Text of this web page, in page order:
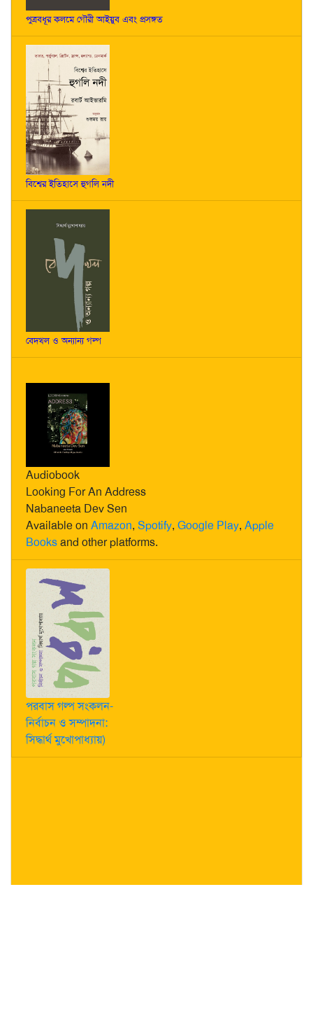
পুত্রবধূর কলমে গৌরী আইয়ুব এবং প্রসঙ্গত
বিশ্বের ইতিহাসে হুগলি নদী
বেদখল ও অন্যান্য গল্প
Audiobook
Looking For An Address
Nabaneeta Dev Sen
Available on Amazon, Spotify, Google Play, Apple
Booksand other platforms.
পরবাস গল্প সংকলন-
নির্বাচন ও সম্পাদনা:
সিদ্ধার্থ মুখোপাধ্যায়)